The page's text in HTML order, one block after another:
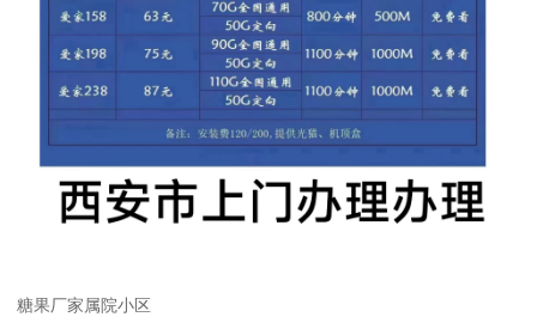
糖果厂家属院小区